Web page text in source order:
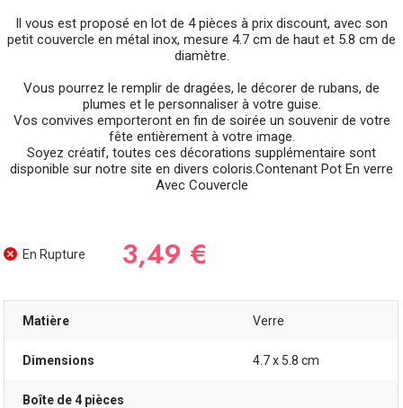
Il vous est proposé en lot de 4 pièces à prix discount, avec son
petit couvercle en métal inox, mesure 4.7 cm de haut et 5.8 cm de
diamètre.
Vous pourrez le remplir de dragées, le décorer de rubans, de
plumes et le personnaliser à votre guise.
Vos convives emporteront en fin de soirée un souvenir de votre
fête entièrement à votre image.
Soyez créatif, toutes ces décorations supplémentaire sont
disponible sur notre site en divers coloris.Contenant Pot En verre
Avec Couvercle
En Rupture 3,49 €
Matière Verre
Dimensions 4.7 x 5.8 cm
Boîte de 4 pièces